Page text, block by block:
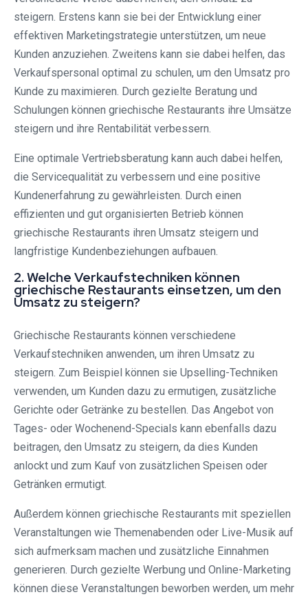
steigern. Erstens kann sie bei der Entwicklung einer
effektiven Marketingstrategie unterstützen, um neue
Kunden anzuziehen. Zweitens kann sie dabei helfen, das
Verkaufspersonal optimal zu schulen, um den Umsatz pro
Kunde zu maximieren. Durch gezielte Beratung und
Schulungen können griechische Restaurants ihre Umsätze
steigern und ihre Rentabilität verbessern.
Eine optimale Vertriebsberatung kann auch dabei helfen,
die Servicequalität zu verbessern und eine positive
Kundenerfahrung zu gewährleisten. Durch einen
effizienten und gut organisierten Betrieb können
griechische Restaurants ihren Umsatz steigern und
langfristige Kundenbeziehungen aufbauen.
2. Welche Verkaufstechniken können
griechische Restaurants einsetzen, um den
Umsatz zu steigern?
Griechische Restaurants können verschiedene
Verkaufstechniken anwenden, um ihren Umsatz zu
steigern. Zum Beispiel können sie Upselling-Techniken
verwenden, um Kunden dazu zu ermutigen, zusätzliche
Gerichte oder Getränke zu bestellen. Das Angebot von
Tages- oder Wochenend-Specials kann ebenfalls dazu
beitragen, den Umsatz zu steigern, da dies Kunden
anlockt und zum Kauf von zusätzlichen Speisen oder
Getränken ermutigt.
Außerdem können griechische Restaurants mit speziellen
Veranstaltungen wie Themenabenden oder Live-Musik auf
sich aufmerksam machen und zusätzliche Einnahmen
generieren. Durch gezielte Werbung und Online-Marketing
können diese Veranstaltungen beworben werden, um mehr